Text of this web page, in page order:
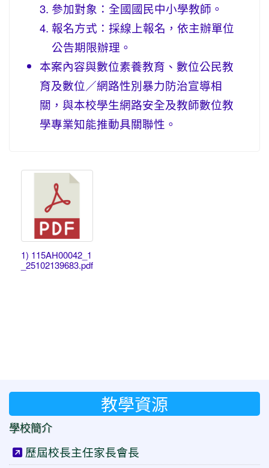
參加對象：全國國民中小學教師。
報名方式：採線上報名，依主辦單位
公告期限辦理。
本案內容與數位素養教育、數位公民教
育及數位／網路性別暴力防治宣導相
關，與本校學生網路安全及教師數位教
學專業知能推動具關聯性。
1) 115AH00042_1
_25102139683.pdf
教學資源
學校簡介
歷屆校長主任家長會長